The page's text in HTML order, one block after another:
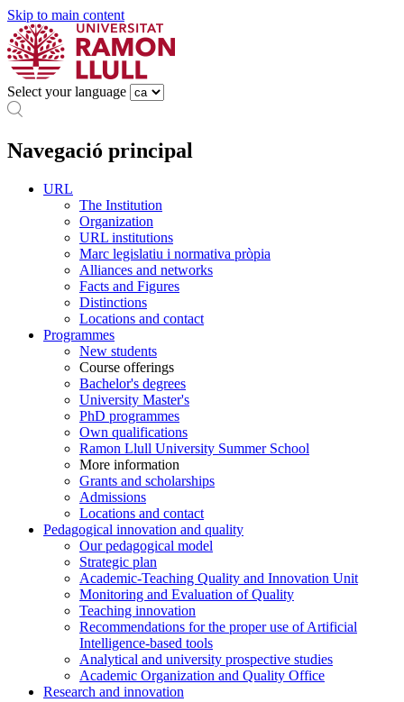
Skip to main content
Select your language
Navegació principal
URL
The Institution
Organization
URL institutions
Marc legislatiu i normativa pròpia
Alliances and networks
Facts and Figures
Distinctions
Locations and contact
Programmes
New students
Course offerings
Bachelor's degrees
University Master's
PhD programmes
Own qualifications
Ramon Llull University Summer School
More information
Grants and scholarships
Admissions
Locations and contact
Pedagogical innovation and quality
Our pedagogical model
Strategic plan
Academic-Teaching Quality and Innovation Unit
Monitoring and Evaluation of Quality
Teaching innovation
Recommendations for the proper use of Artificial
Intelligence-based tools
Analytical and university prospective studies
Academic Organization and Quality Office
Research and innovation